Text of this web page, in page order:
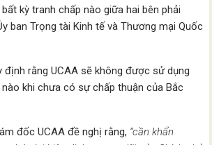
kỳ tranh chấp nào giữa hai bên phải
ban Trọng tài Kinh tế và Thương mại Quốc
định rằng UCAA sẽ không được sử dụng
khi chưa có sự chấp thuận của Bắc
đốc UCAA đề nghị rằng, “cần khẩn